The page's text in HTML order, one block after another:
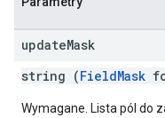
updateMask
string (FieldMask
Wymagane. Lista pól do